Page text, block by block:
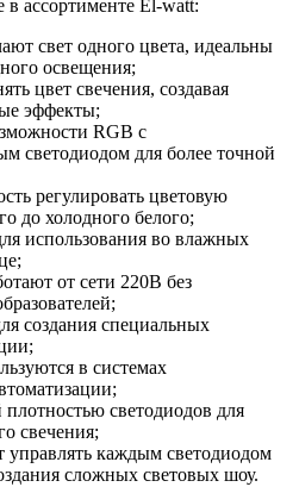
ассортименте El-watt:
свет одного цвета, идеальны
освещения;
цвет свечения, создавая
эффекты;
RGB с
светодиодом для более точной
регулировать цветовую
до холодного белого;
использования во влажных
от сети 220В без
создания специальных
в системах
светодиодов для
свечения;
управлять каждым светодиодом
сложных световых шоу.